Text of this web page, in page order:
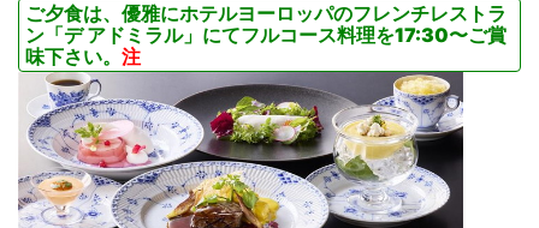
ご夕食は、優雅にホテルヨーロッパのフレンチレストラ
ン「デ アドミラル」にてフルコース料理を17:30〜ご賞
味下さい。 注